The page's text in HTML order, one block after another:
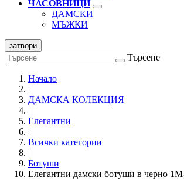
ЧАСОВНИЦИ
ДАМСКИ
МЪЖКИ
затвори
Търсене
Начало
|
ДАМСКА КОЛЕКЦИЯ
|
Елегантни
|
Всички категории
|
Ботуши
Елегантни дамски ботуши в черно